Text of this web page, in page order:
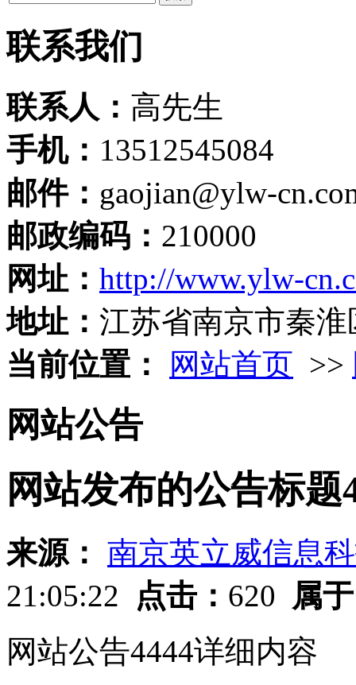
联系我们
联系人： 高先生
手机： 13512545084
邮件： gaojian@ylw-
邮政编码： 210000
网址： http://www.ylw-
地址： 江苏省南京市秦
当前位置：
网站首页 >>
网站公告
网站发布的公告标题
来源： 南京英立威信息
21:05:22
点击： 620 属
网站公告4444详细内容